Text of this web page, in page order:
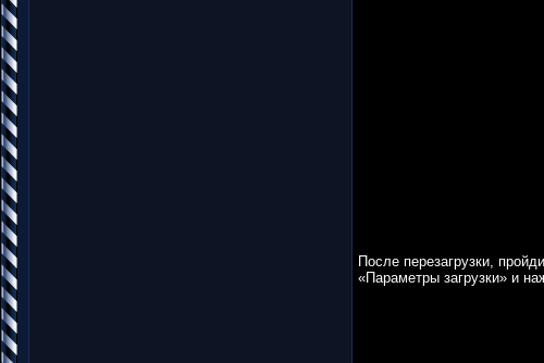
После перезагрузки,
«Параметры загрузки» и